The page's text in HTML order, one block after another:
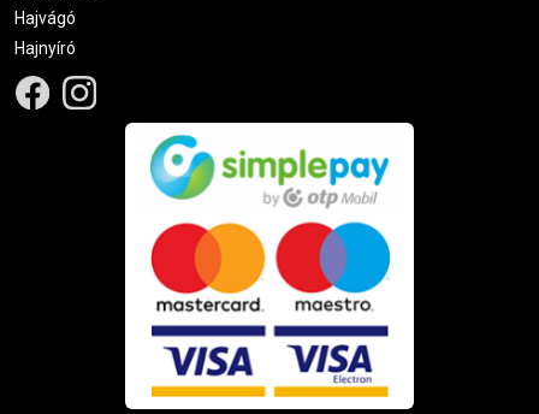
Hajvágó
Hajnyíró